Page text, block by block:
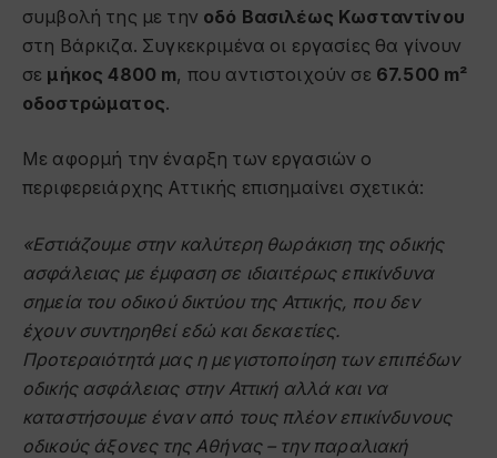
συμβολή της με την οδό Βασιλέως Κωσταντίνου
στη Βάρκιζα. Συγκεκριμένα οι εργασίες θα γίνουν
σε μήκος 4800 m, που αντιστοιχούν σε 67.500 m²
οδοστρώματος.
Με αφορμή την έναρξη των εργασιών ο
περιφερειάρχης Αττικής επισημαίνει σχετικά:
«Εστιάζουμε στην καλύτερη θωράκιση της οδικής
ασφάλειας με έμφαση σε ιδιαιτέρως επικίνδυνα
σημεία του οδικού δικτύου της Αττικής, που δεν
έχουν συντηρηθεί εδώ και δεκαετίες.
Προτεραιότητά μας η μεγιστοποίηση των επιπέδων
οδικής ασφάλειας στην Αττική αλλά και να
καταστήσουμε έναν από τους πλέον επικίνδυνους
οδικούς άξονες της Αθήνας – την παραλιακή